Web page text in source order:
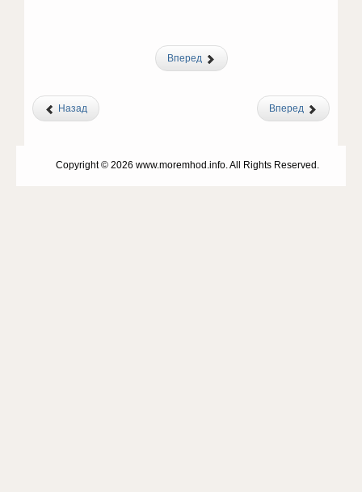
Вперед
Назад Вперед
Copyright © 2026 www.moremhod.info. All Rights Reserved.